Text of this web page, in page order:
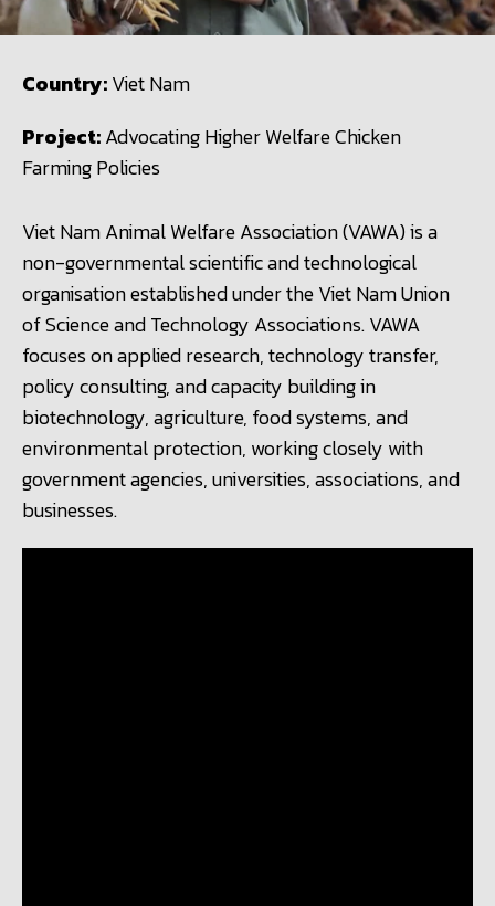
Country:Viet Nam
Project:Advocating Higher Welfare Chicken
Farming Policies
Viet Nam Animal Welfare Association (VAWA) is a
non-governmental scientific and technological
organisation established under the Viet Nam Union
of Science and Technology Associations. VAWA
focuses on applied research, technology transfer,
policy consulting, and capacity building in
biotechnology, agriculture, food systems, and
environmental protection, working closely with
government agencies, universities, associations, and
businesses.